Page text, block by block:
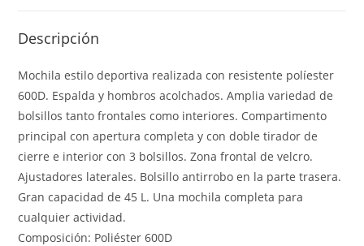
Descripción
Mochila estilo deportiva realizada con resistente políester
600D. Espalda y hombros acolchados. Amplia variedad de
bolsillos tanto frontales como interiores. Compartimento
principal con apertura completa y con doble tirador de
cierre e interior con 3 bolsillos. Zona frontal de velcro.
Ajustadores laterales. Bolsillo antirrobo en la parte trasera.
Gran capacidad de 45 L. Una mochila completa para
cualquier actividad.
Composición: Poliéster 600D